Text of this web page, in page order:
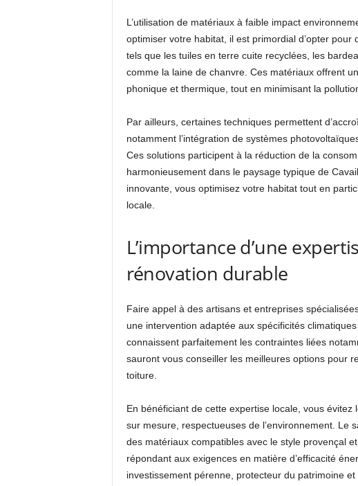
L’utilisation de matériaux à faible impact
optimiser votre habitat, il est primordial d’opter pour
tels que les tuiles en terre cuite recyclées, les
comme la laine de chanvre. Ces matériaux offrent
phonique et thermique, tout en minimisant la
Par ailleurs, certaines techniques permettent
notamment l’intégration de systèmes
Ces solutions participent à la réduction de la
harmonieusement dans le paysage typique de
innovante, vous optimisez votre habitat tout en
locale.
L’importance d’une
rénovation durable
Faire appel à des artisans et entreprises
une intervention adaptée aux spécificités
connaissent parfaitement les contraintes liées
sauront vous conseiller les meilleures options pour
toiture.
En bénéficiant de cette expertise locale, vous
sur mesure, respectueuses de l’environnement. Le
des matériaux compatibles avec le style provençal
répondant aux exigences en matière d’efficacité
investissement pérenne, protecteur du patrimoine et